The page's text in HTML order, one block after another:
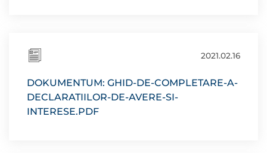
2021.02.16
DOKUMENTUM: GHID-DE-COMPLETARE-A-
DECLARATIILOR-DE-AVERE-SI-
INTERESE.PDF